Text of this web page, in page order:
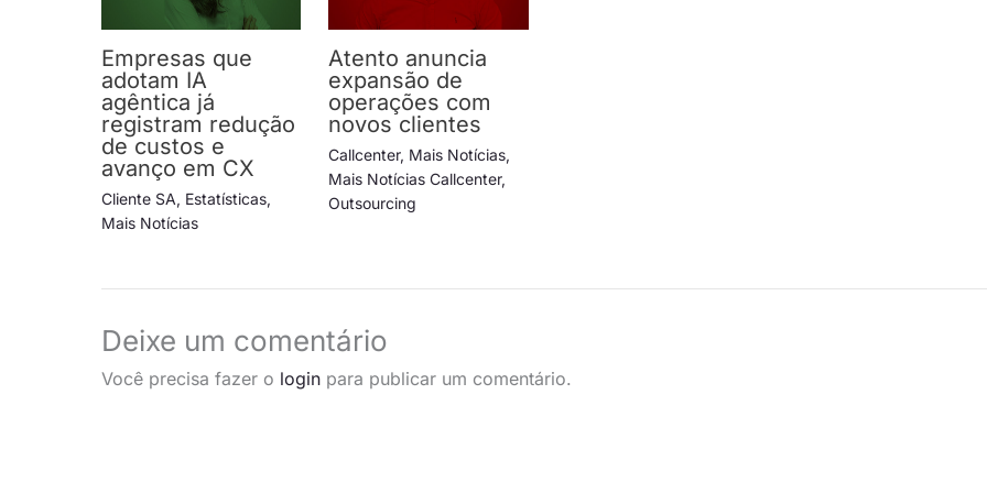
Empresas que
adotam IA
agêntica já
registram redução
de custos e
avanço em CX
Cliente SA, Estatísticas,
Mais Notícias
Atento anuncia
expansão de
operações com
novos clientes
Callcenter, Mais Notícias,
Mais Notícias Callcenter,
Outsourcing
Deixe um comentário
Você precisa fazer o login para publicar um comentário.